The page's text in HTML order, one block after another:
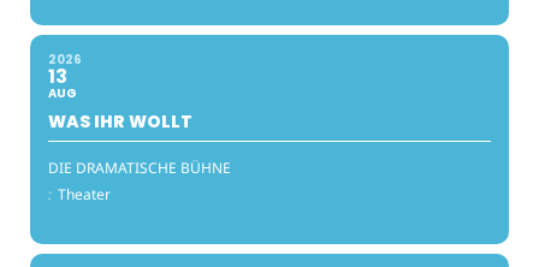
2026
13
AUG
WAS IHR WOLLT
DIE DRAMATISCHE BÜHNE
: Theater